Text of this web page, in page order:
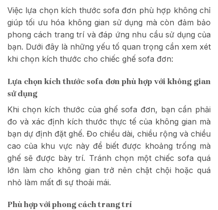
Việc lựa chọn kích thước sofa đơn phù hợp không chỉ
giúp tối ưu hóa không gian sử dụng mà còn đảm bảo
phong cách trang trí và đáp ứng nhu cầu sử dụng của
bạn. Dưới đây là những yếu tố quan trọng cần xem xét
khi chọn kích thước cho chiếc ghế sofa đơn:
Lựa chọn kích thước sofa đơn phù hợp với không gian
sử dụng
Khi chọn kích thước của ghế sofa đơn, bạn cần phải
đo và xác định kích thước thực tế của không gian mà
bạn dự định đặt ghế. Đo chiều dài, chiều rộng và chiều
cao của khu vực này để biết được khoảng trống mà
ghế sẽ được bày trí. Tránh chọn một chiếc sofa quá
lớn làm cho không gian trở nên chật chội hoặc quá
nhỏ làm mất đi sự thoải mái.
Phù hợp với phong cách trang trí